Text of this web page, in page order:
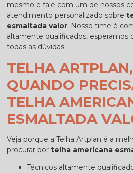
mesmo e fale com um de nossos
atendimento personalizado sobre
esmaltada valor. Nosso time é
altamente qualificados, esperamos
todas as dúvidas.
TELHA
QUANDO
TELHA
ESMALTADA
Veja porque a Telha Artplan é a
procurar por telha americana
técnicos altamente